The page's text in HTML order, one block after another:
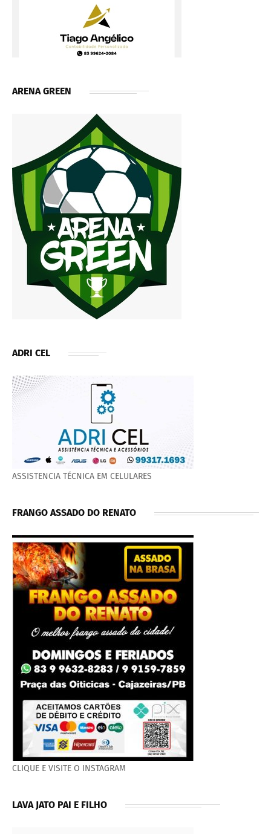
ARENA GREEN
ADRI CEL
ASSISTENCIA TÉCNICA EM CELULARES
FRANGO ASSADO DO RENATO
CLIQUE E VISITE O INSTAGRAM
LAVA JATO PAI E FILHO